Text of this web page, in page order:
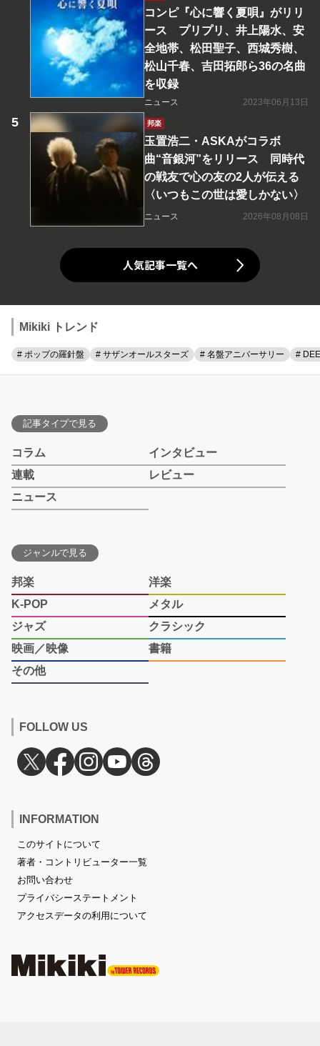
コンピ『心に響く夏唄』がリリ
ース プリプリ、井上陽水、安
全地帯、松田聖子、西城秀樹、
松山千春、吉田拓郎ら36の名曲
を収録
ニュース 2023年06月13日
邦楽
玉置浩二・ASKAがコラボ
曲“音銀河”をリリース 同時代
の戦友で心の友の2人が伝える
〈いつもこの世は愛しかない〉
ニュース 2026年08月08日
人気記事一覧へ
Mikiki トレンド
# ポップの羅針盤 # サザンオールスターズ # 名盤アニバーサリー #
記事タイプで見る
コラム
インタビュー
連載
レビュー
ニュース
ジャンルで見る
邦楽
洋楽
K-POP
メタル
ジャズ
クラシック
映画／映像
書籍
その他
FOLLOW US
INFORMATION
このサイトについて
著者・コントリビューター一覧
お問い合わせ
プライバシーステートメント
アクセスデータの利用について